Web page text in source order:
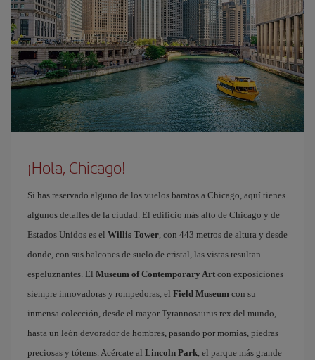
¡Hola, Chicago!
Si has reservado alguno de los vuelos baratos a Chicago, aquí tienes
algunos detalles de la ciudad. El edificio más alto de Chicago y de
Estados Unidos es el Willis Tower, con 443 metros de altura y desde
donde, con sus balcones de suelo de cristal, las vistas resultan
espeluznantes. El Museum of Contemporary Art con exposiciones
siempre innovadoras y rompedoras, el Field Museum con su
inmensa colección, desde el mayor Tyrannosaurus rex del mundo,
hasta un león devorador de hombres, pasando por momias, piedras
preciosas y tótems. Acércate al Lincoln Park, el parque más grande